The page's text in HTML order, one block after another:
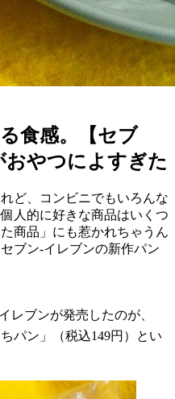
食感。【セブ
おやつによすぎた
ど、コンビニでもいろんな
人的に好きな商品はいくつ
商品」にも惹かれちゃうん
ブン-イレブンの新作パン
イレブンが発売したのが、
パン」（税込149円）とい